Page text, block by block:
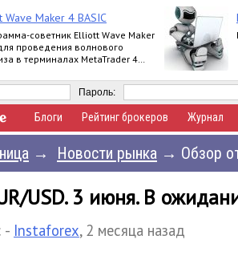
Wave Maker 4 BASIC
советник Elliott Wave Maker
проведения волнового
в терминалах MetaTrader 4
Пароль:
Блоги Рейтинг брокеров Журнал
→ Новости рынка → Обзор
USD. 3 июня. В
- Instaforex, 2 месяца назад